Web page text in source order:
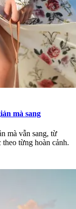
mà sang
mà vẫn sang, từ
từng hoàn cảnh.